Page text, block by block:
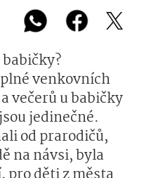
venkovních
večerů u babičky
jedinečné.
od prarodičů,
na návsi, byla